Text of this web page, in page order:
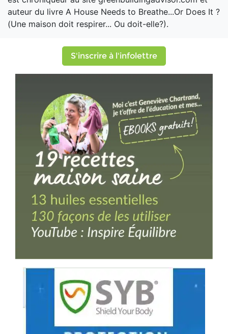
auteur du livre A House Needs to Breathe...Or Does It ?
(Une maison doit respirer... Ou doit-elle?).
S'inscrire à l'infolettre